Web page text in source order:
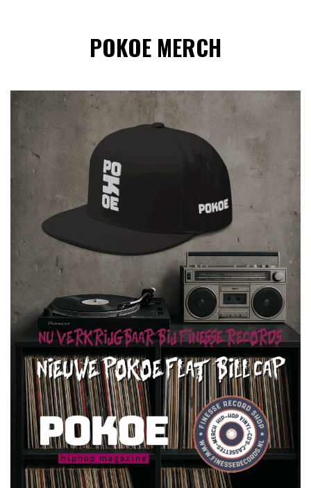
POKOE MERCH